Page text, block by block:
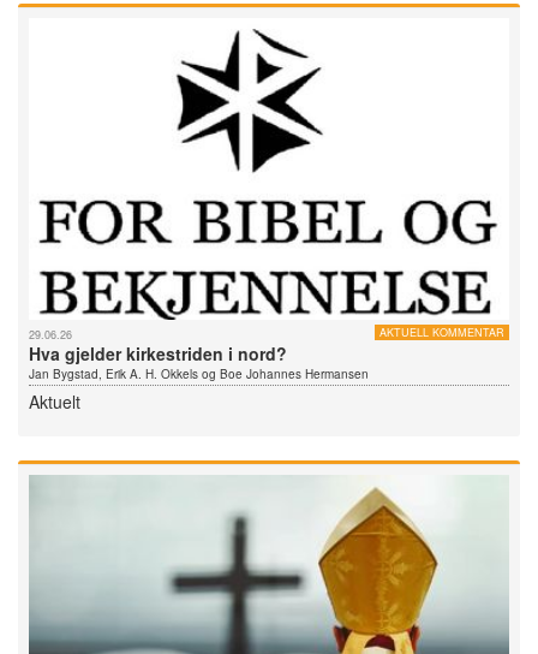
29.06.26 AKTUELL KOMMENTAR
Hva gjelder kirkestriden i nord?
Jan Bygstad, Erik A. H. Okkels og Boe Johannes Hermansen
Aktuelt